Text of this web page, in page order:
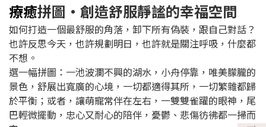
療癒拼圖‧創造舒服靜謐的幸福空間
如何打造一個最舒服的角落，卸下所有偽裝，跟自己對話？
也許反思今天，也許規劃明日，也許就是關注呼吸，什麼都
不想。
選一幅拼圖：一池波瀾不興的湖水，小舟停靠，唯美朦朧的
景色，舒展出寬廣的心境，一切都適得其所，一切繁雜都歸
於平衡；或者，讓萌寵常伴在左右，一雙雙雀躍的眼神，尾
巴輕微擺動，忠心又耐心的陪伴，憂鬱、悲傷彷彿都一掃而